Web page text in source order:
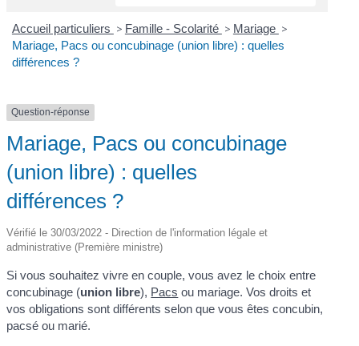
Accueil particuliers > Famille - Scolarité > Mariage >
Mariage, Pacs ou concubinage (union libre) : quelles
différences ?
Question-réponse
Mariage, Pacs ou concubinage
(union libre) : quelles
différences ?
Vérifié le 30/03/2022 - Direction de l'information légale et
administrative (Première ministre)
Si vous souhaitez vivre en couple, vous avez le choix entre
concubinage (union libre), Pacs ou mariage. Vos droits et
vos obligations sont différents selon que vous êtes concubin,
pacsé ou marié.